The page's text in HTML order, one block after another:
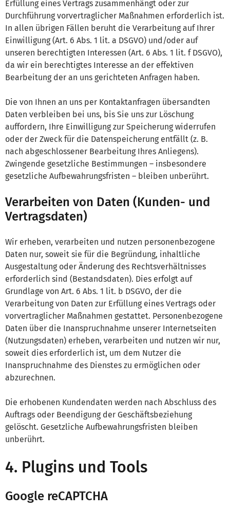
Erfüllung eines Vertrags zusammenhängt oder zur
Durchführung vorvertraglicher Maßnahmen erforderlich ist.
In allen übrigen Fällen beruht die Verarbeitung auf Ihrer
Einwilligung (Art. 6 Abs. 1 lit. a DSGVO) und/oder auf
unseren berechtigten Interessen (Art. 6 Abs. 1 lit. f DSGVO),
da wir ein berechtigtes Interesse an der effektiven
Bearbeitung der an uns gerichteten Anfragen haben.
Die von Ihnen an uns per Kontaktanfragen übersandten
Daten verbleiben bei uns, bis Sie uns zur Löschung
auffordern, Ihre Einwilligung zur Speicherung widerrufen
oder der Zweck für die Datenspeicherung entfällt (z. B.
nach abgeschlossener Bearbeitung Ihres Anliegens).
Zwingende gesetzliche Bestimmungen – insbesondere
gesetzliche Aufbewahrungsfristen – bleiben unberührt.
Verarbeiten von Daten (Kunden- und
Vertragsdaten)
Wir erheben, verarbeiten und nutzen personenbezogene
Daten nur, soweit sie für die Begründung, inhaltliche
Ausgestaltung oder Änderung des Rechtsverhältnisses
erforderlich sind (Bestandsdaten). Dies erfolgt auf
Grundlage von Art. 6 Abs. 1 lit. b DSGVO, der die
Verarbeitung von Daten zur Erfüllung eines Vertrags oder
vorvertraglicher Maßnahmen gestattet. Personenbezogene
Daten über die Inanspruchnahme unserer Internetseiten
(Nutzungsdaten) erheben, verarbeiten und nutzen wir nur,
soweit dies erforderlich ist, um dem Nutzer die
Inanspruchnahme des Dienstes zu ermöglichen oder
abzurechnen.
Die erhobenen Kundendaten werden nach Abschluss des
Auftrags oder Beendigung der Geschäftsbeziehung
gelöscht. Gesetzliche Aufbewahrungsfristen bleiben
unberührt.
4. Plugins und Tools
Google reCAPTCHA